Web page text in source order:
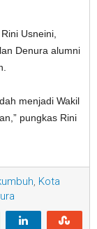
Usneini,
Denura alumni
menjadi Wakil
pungkas Rini
, Kota